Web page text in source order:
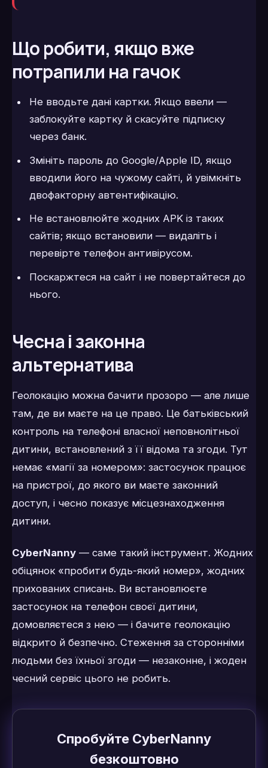
Що робити, якщо вже
потрапили на гачок
Не вводьте дані картки. Якщо ввели —
заблокуйте картку й скасуйте підписку
через банк.
Змініть пароль до Google/Apple ID, якщо
вводили його на чужому сайті, й увімкніть
двофакторну автентифікацію.
Не встановлюйте жодних APK із таких
сайтів; якщо встановили — видаліть і
перевірте телефон антивірусом.
Поскаржтеся на сайт і не повертайтеся до
нього.
Чесна і законна
альтернатива
Геолокацію можна бачити прозоро — але лише
там, де ви маєте на це право. Це батьківський
контроль на телефоні власної неповнолітньої
дитини, встановлений з її відома та згоди. Тут
немає «магії за номером»: застосунок працює
на пристрої, до якого ви маєте законний
доступ, і чесно показує місцезнаходження
дитини.
CyberNanny — саме такий інструмент. Жодних
обіцянок «пробити будь-який номер», жодних
прихованих списань. Ви встановлюєте
застосунок на телефон своєї дитини,
домовляєтеся з нею — і бачите геолокацію
відкрито й безпечно. Стеження за сторонніми
людьми без їхньої згоди — незаконне, і жоден
чесний сервіс цього не робить.
Спробуйте CyberNanny
безкоштовно